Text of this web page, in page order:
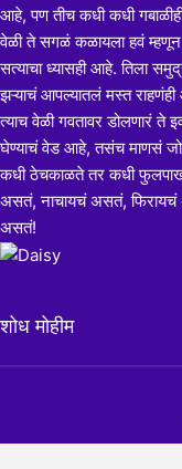
आहे, पण तीच कधी कधी
वेळी ते सगळं कळायला हवं
सत्याचा ध्यासही आहे. तिला
झऱ्याचं आपल्यातलं मस्त
त्याच वेळी गवतावर डोलणारं
घेण्याचं वेड आहे, तसंच माणसं
कधी ठेचकाळते तर कधी
असतं, नाचायचं असतं,
असतं!
शोध मोहीम